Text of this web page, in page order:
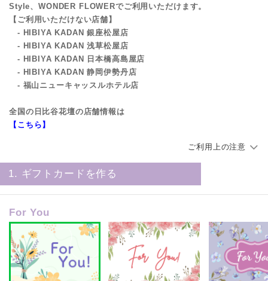
Style、WONDER FLOWERでご利用いただけます。
【ご利用いただけない店舗】
- HIBIYA KADAN 銀座松屋店
- HIBIYA KADAN 浅草松屋店
- HIBIYA KADAN 日本橋高島屋店
- HIBIYA KADAN 静岡伊勢丹店
- 福山ニューキャッスルホテル店
全国の日比谷花壇の店舗情報は
【こちら】
ご利用上の注意
1. ギフトカードを作る
For You